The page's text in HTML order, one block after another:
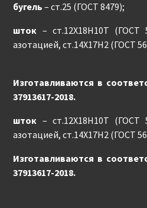
бугель – ст.25 (ГОСТ 8479);
шток – ст.12Х18Н10Т (ГОСТ
азотацией, ст.14Х17Н2 (ГОСТ
Изготавливаются в
37913617-2018.
шток – ст.12Х18Н10Т (ГОСТ
азотацией, ст.14Х17Н2 (ГОСТ
Изготавливаются в
37913617-2018.